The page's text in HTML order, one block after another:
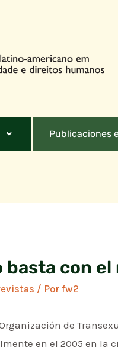
Publicaciones
basta con
/ Porfw2
de
en el 2005 en la